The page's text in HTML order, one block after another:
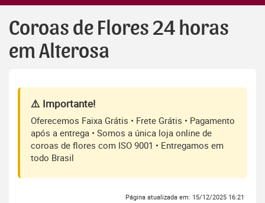
Coroas de Flores 24 horas
em Alterosa
⚠️ Importante!
Oferecemos Faixa Grátis • Frete Grátis • Pagamento
após a entrega • Somos a única loja online de
coroas de flores com ISO 9001 • Entregamos em
todo Brasil
Página atualizada em: 15/12/2025 16:21